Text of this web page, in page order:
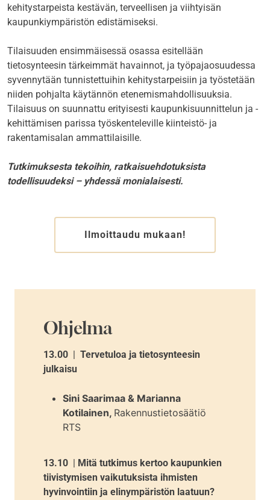
kehitystarpeista kestävän, terveellisen ja viihtyisän
kaupunkiympäristön edistämiseksi.
Tilaisuuden ensimmäisessä osassa esitellään
tietosynteesin tärkeimmät havainnot, ja työpajaosuudessa
syvennytään tunnistettuihin kehitystarpeisiin ja työstetään
niiden pohjalta käytännön etenemismahdollisuuksia.
Tilaisuus on suunnattu erityisesti kaupunkisuunnittelun ja -
kehittämisen parissa työskenteleville kiinteistö- ja
rakentamisalan ammattilaisille.
Tutkimuksesta tekoihin, ratkaisuehdotuksista
todellisuudeksi – yhdessä monialaisesti.
Ilmoittaudu mukaan!
Ohjelma
13.00
Tervetuloa ja tietosynteesin
julkaisu
Sini Saarimaa & Marianna
Kotilainen, Rakennustietosäätiö
RTS
13.10
Mitä tutkimus kertoo kaupunkien
tiivistymisen vaikutuksista ihmisten
hyvinvointiin ja elinympäristön laatuun?